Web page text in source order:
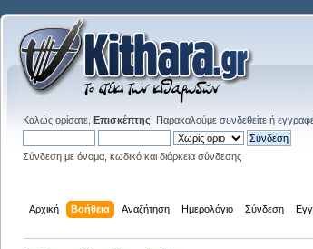
Καλώς ορίσατε, Επισκέπτης . Παρακαλούμε συνδεθείτε ή
Σύνδεση με όνομα, κωδικό και διάρκεια σύνδεσης
Αρχική Βοήθεια Αναζήτηση Ημερολόγιο Σύνδεση